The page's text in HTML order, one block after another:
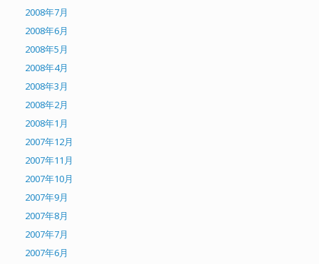
2008年7月
2008年6月
2008年5月
2008年4月
2008年3月
2008年2月
2008年1月
2007年12月
2007年11月
2007年10月
2007年9月
2007年8月
2007年7月
2007年6月